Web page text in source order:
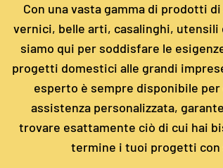
Con una vasta gamma di prodotti
vernici, belle arti, casalinghi, utensili
siamo qui per soddisfare le
progetti domestici alle grandi
esperto è sempre disponibile
assistenza personalizzata,
trovare esattamente ciò di cui hai
termine i tuoi progetti con